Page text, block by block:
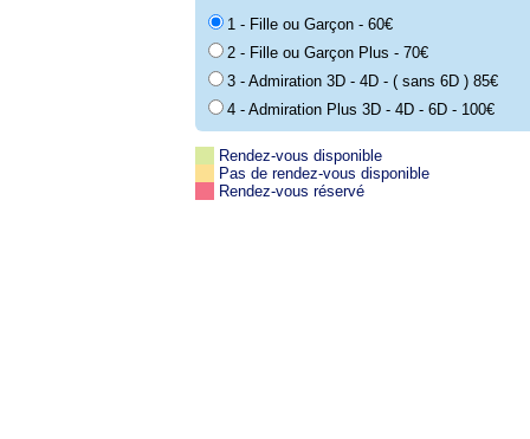
1 - Fille ou Garçon - 60€
2 - Fille ou Garçon Plus - 70€
3 - Admiration 3D - 4D - ( sans 6D ) 85€
4 - Admiration Plus 3D - 4D - 6D - 100€
Rendez-vous disponible
Pas de rendez-vous disponible
Rendez-vous réservé